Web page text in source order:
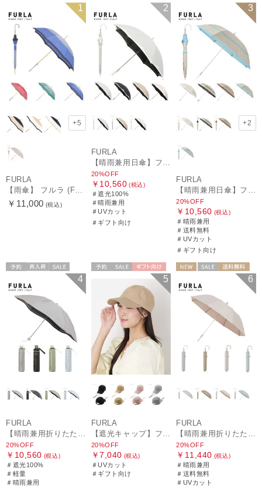
1
+5
FURLA
￥11,000 (税込)
ギフト向け
WOMEN
2
FURLA
20%OFF
￥10,560 (税込)
＃遮光100%
＃晴雨兼用
＃UVカット
＃ギフト向け
送料無料
ギフト向け
3
+2
FURLA
20%OFF
￥10,560 (税込)
＃晴雨兼用
＃送料無料
＃UVカット
＃ギフト向け
セール
送料無料
WOMEN
4
FURLA
【晴雨兼用折りたたみ日傘】フルラ (FURLA) ジッパー刺繍 遮光100 UV100 軽量
20%OFF
￥10,560 (税込)
＃遮光100%
＃軽量
＃晴雨兼用
ギフト向け5
FURLA
【遮光キャップ】フルラ (FURLA) アーチロゴ キャップ 遮光UV帽子
20%OFF
￥7,040 (税込)
＃UVカット
＃ギフト向け
送料無料
ギフト向け
6
FURLA
【晴雨兼用折りたたみ日傘】フルラ (FURLA) パールリボンジャガード 遮光99.99 遮熱 UV99.99
20%OFF
￥11,440 (税込)
＃晴雨兼用
＃送料無料
＃UVカット